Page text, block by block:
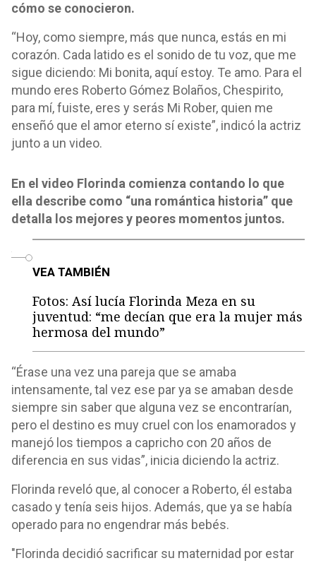
cómo se conocieron.
“Hoy, como siempre, más que nunca, estás en mi
corazón. Cada latido es el sonido de tu voz, que me
sigue diciendo: Mi bonita, aquí estoy. Te amo. Para el
mundo eres Roberto Gómez Bolaños, Chespirito,
para mí, fuiste, eres y serás Mi Rober, quien me
enseñó que el amor eterno sí existe”, indicó la actriz
junto a un video.
En el video Florinda comienza contando lo que
ella describe como “una romántica historia” que
detalla los mejores y peores momentos juntos.
VEA TAMBIÉN
Fotos: Así lucía Florinda Meza en su
juventud: “me decían que era la mujer más
hermosa del mundo”
“Érase una vez una pareja que se amaba
intensamente, tal vez ese par ya se amaban desde
siempre sin saber que alguna vez se encontrarían,
pero el destino es muy cruel con los enamorados y
manejó los tiempos a capricho con 20 años de
diferencia en sus vidas”, inicia diciendo la actriz.
Florinda reveló que, al conocer a Roberto, él estaba
casado y tenía seis hijos. Además, que ya se había
operado para no engendrar más bebés.
"Florinda decidió sacrificar su maternidad por estar